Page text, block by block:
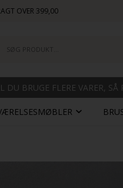
OVER 399,00
DU BRUGE FLERE VARER,